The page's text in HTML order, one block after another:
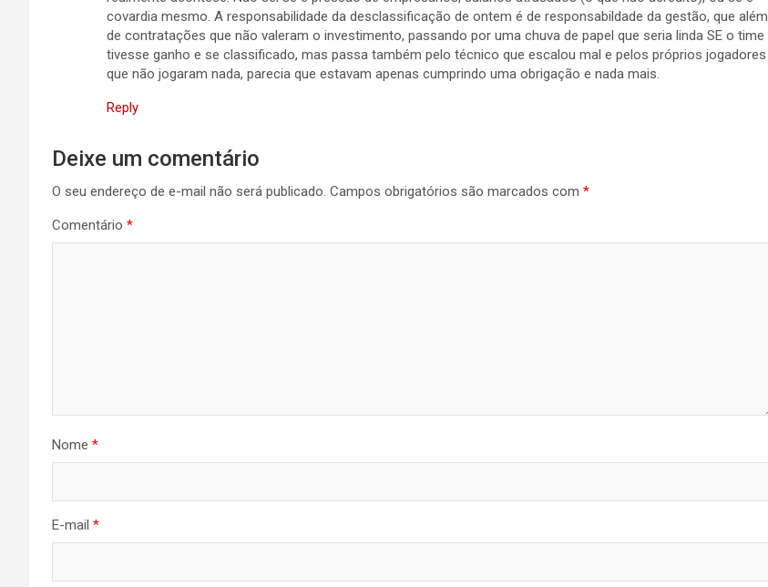
covardia mesmo. A responsabilidade da desclassificação de ontem é de responsabildade da gestão, que além
de contratações que não valeram o investimento, passando por uma chuva de papel que seria linda SE o time
tivesse ganho e se classificado, mas passa também pelo técnico que escalou mal e pelos próprios jogadores
que não jogaram nada, parecia que estavam apenas cumprindo uma obrigação e nada mais.
Reply
Deixe um comentário
O seu endereço de e-mail não será publicado. Campos obrigatórios são marcados com *
Comentário *
Nome *
E-mail *